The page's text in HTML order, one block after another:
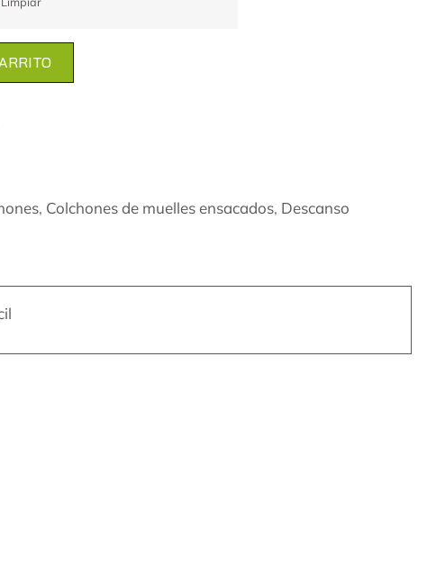
, Colchones de muelles ensacados, Descanso